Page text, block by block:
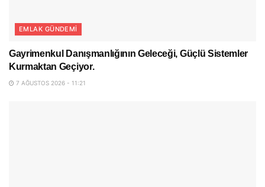
EMLAK GÜNDEMI
Gayrimenkul Danışmanlığının Geleceği, Güçlü Sistemler
Kurmaktan Geçiyor.
7 AĞUSTOS 2026 - 11:21